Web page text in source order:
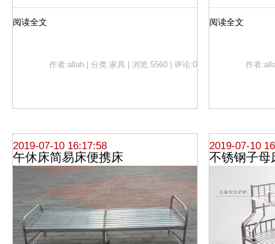
阅读全文
作者:allah | 分类:家具 | 浏览:5560 | 评论:0
阅读全文
作者
2019-07-10 16:17:58
午休床简易床便携床
2019-07-10
不锈钢子母